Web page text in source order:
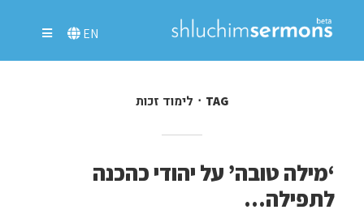
EN
TAG לימוד זכות
‘מילה טובה’ על יהודי כהכנה
לתפילה…